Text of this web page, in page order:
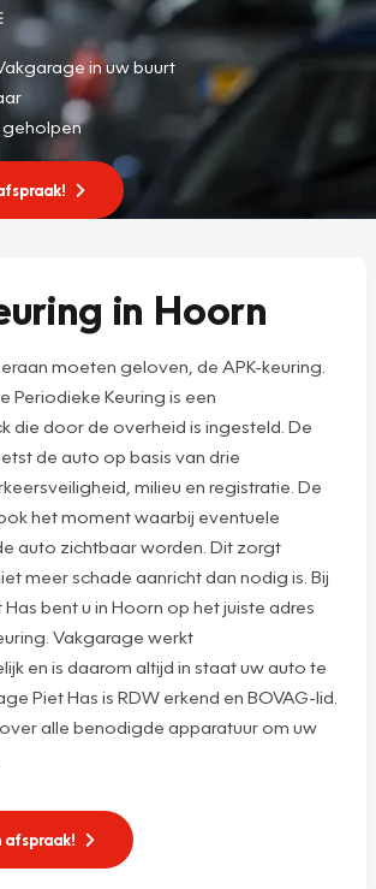
in uw buurt
geholpen
in Hoorn
moeten geloven, de APK-keuring.
Periodieke Keuring is een
die door de overheid is ingesteld. De
de auto op basis van drie
milieu en registratie. De
het moment waarbij eventuele
auto zichtbaar worden. Dit zorgt
meer schade aanricht dan nodig is. Bij
bent u in Hoorn op het juiste adres
Vakgarage werkt
en is daarom altijd in staat uw auto te
Piet Has is RDW erkend en BOVAG-lid.
alle benodigde apparatuur om uw
afspraak!